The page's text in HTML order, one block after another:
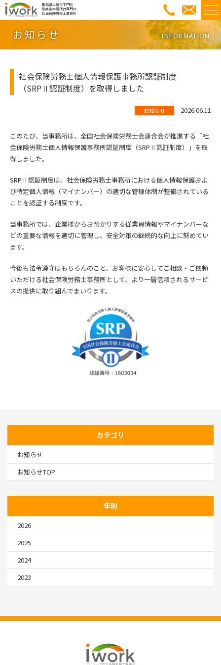
新潟県上越市下門前
助成金申請代行専門の
社会保険労務士事務所
お知らせ INFORMATION
社会保険労務士個人情報保護事務所認証制度
（SRPⅡ認証制度）を取得しました
お知らせ 2026.06.11
このたび、当事務所は、全国社会保険労務士会連合会が推進する「社
会保険労務士個人情報保護事務所認証制度（SRPⅡ認証制度）」を取
得しました。
SRPⅡ認証制度は、社会保険労務士事務所における個人情報保護およ
び特定個人情報（マイナンバー）の適切な管理体制が整備されている
ことを認証する制度です。
当事務所では、企業様からお預かりする従業員情報やマイナンバーな
どの重要な情報を適切に管理し、安全対策の継続的な向上に努めてい
ます。
今後も法令遵守はもちろんのこと、お客様に安心してご相談・ご依頼
いただける社会保険労務士事務所として、より一層信頼されるサービ
スの提供に取り組んでまいります。
カテゴリ
お知らせ
お知らせTOP
年別
2026
2025
2024
2023